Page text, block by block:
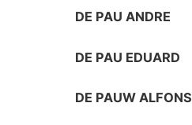
DE PAU ANDRE
DE PAU EDUARD
DE PAUW ALFONS